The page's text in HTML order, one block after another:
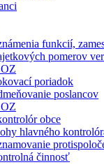
funkcií,
pomerov
poriadok
poslancov
obce
hlavného
činnosť